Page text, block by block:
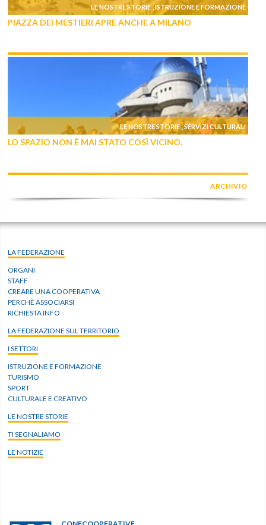
LE NOSTRE STORIE ,ISTRUZIONE E FORMAZIONE
PIAZZA DEI MESTIERI APRE ANCHE A MILANO
LE NOSTRE STORIE ,SERVIZI CULTURALI
LO SPAZIO NON È MAI STATO COSÌ VICINO.
ARCHIVIO
LA FEDERAZIONE
ORGANI
STAFF
CREARE UNA COOPERATIVA
PERCHÈ ASSOCIARSI
RICHIESTA INFO
LA FEDERAZIONE SUL TERRITORIO
I SETTORI
ISTRUZIONE E FORMAZIONE
TURISMO
SPORT
CULTURALE E CREATIVO
LE NOSTRE STORIE
TI SEGNALIAMO
LE NOTIZIE